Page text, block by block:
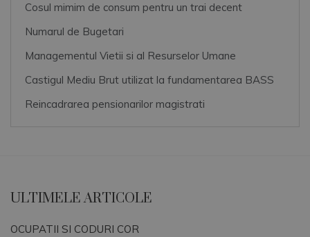
Cosul mimim de consum pentru un trai decent
Numarul de Bugetari
Managementul Vietii si al Resurselor Umane
Castigul Mediu Brut utilizat la fundamentarea BASS
Reincadrarea pensionarilor magistrati
ULTIMELE ARTICOLE
OCUPATII SI CODURI COR